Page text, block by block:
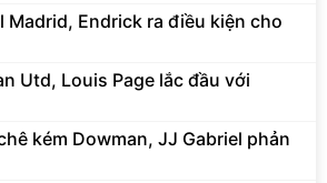
Madrid, Endrick ra điều kiện cho
Utd, Louis Page lắc đầu với
kém Dowman, JJ Gabriel phản